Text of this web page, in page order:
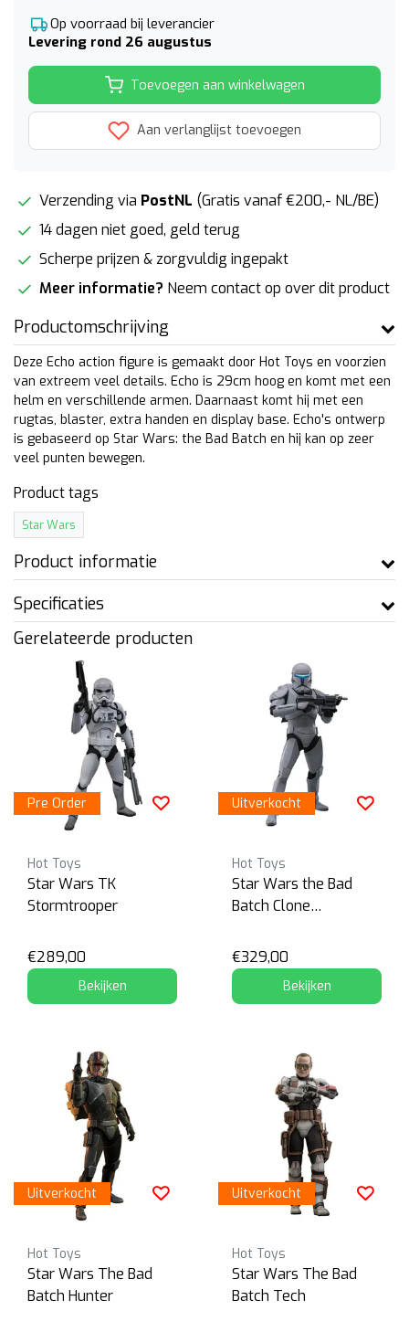
Op voorraad bij leverancier
Levering rond 26 augustus
Toevoegen aan winkelwagen
Aan verlanglijst toevoegen
Verzending via PostNL (Gratis vanaf €200,- NL/BE)
14 dagen niet goed, geld terug
Scherpe prijzen & zorgvuldig ingepakt
Meer informatie? Neem contact op over dit product
Productomschrijving
Deze Echo action figure is gemaakt door Hot Toys en voorzien
van extreem veel details. Echo is 29cm hoog en komt met een
helm en verschillende armen. Daarnaast komt hij met een
rugtas, blaster, extra handen en display base. Echo's ontwerp
is gebaseerd op Star Wars: the Bad Batch en hij kan op zeer
veel punten bewegen.
Product tags
Star Wars
Product informatie
Specificaties
Gerelateerde producten
Pre Order
Hot Toys
Star Wars TK
Stormtrooper
€289,00
Bekijken
Uitverkocht
Hot Toys
Star Wars the Bad
Batch Clone
€329,00
Bekijken
Uitverkocht
Hot Toys
Star Wars The Bad
Batch Hunter
Uitverkocht
Hot Toys
Star Wars The Bad
Batch Tech